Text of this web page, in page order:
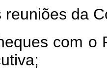
reuniões da
com o